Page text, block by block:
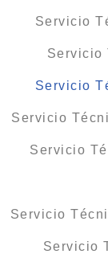
Servicio
Servicio
Servicio
Servicio
Servicio
Servicio
Servicio